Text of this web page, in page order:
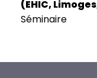
(EHIC,
Séminaire